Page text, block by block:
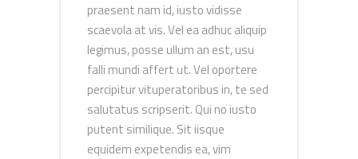
praesent nam id, iusto vidisse
scaevola at vis. Vel ea adhuc aliquip
legimus, posse ullum an est, usu
falli mundi affert ut. Vel oportere
percipitur vituperatoribus in, te sed
salutatus scripserit. Qui no iusto
putent similique. Sit iisque
equidem expetendis ea, vim